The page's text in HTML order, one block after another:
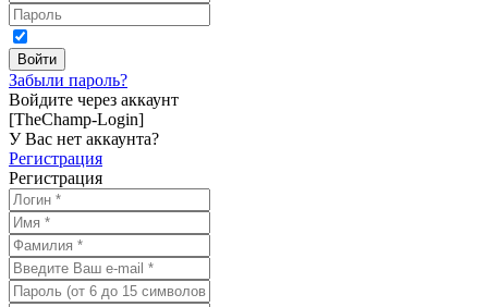
Забыли пароль?
Войдите через аккаунт
[TheChamp-Login]
У Вас нет аккаунта?
Регистрация
Регистрация